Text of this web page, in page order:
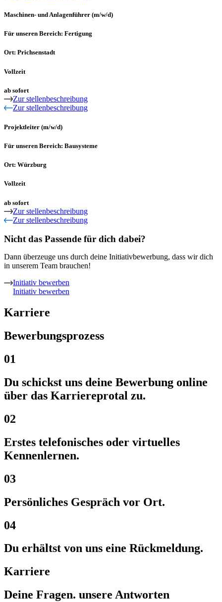
Maschinen- und Anlagenführer (m/w/d)
Für unseren Bereich: Fertigung
Ort: Prichsenstadt
Vollzeit
ab sofort
Zur stellenbeschreibung
Zur stellenbeschreibung
Projektleiter (m/w/d)
Für unseren Bereich: Bausysteme
Ort: Würzburg
Vollzeit
ab sofort
Zur stellenbeschreibung
Zur stellenbeschreibung
Nicht das Passende für dich dabei?
Dann überzeuge uns durch deine Initiativbewerbung, dass wir dich
in unserem Team brauchen!
Initiativ bewerben
Initiativ bewerben
Karriere
Bewerbungsprozess
01
Du schickst uns deine Bewerbung online
über das Karriereprotal zu.
02
Erstes telefonisches oder virtuelles
Kennenlernen.
03
Persönliches Gespräch vor Ort.
04
Du erhältst von uns eine Rückmeldung.
Karriere
Deine Fragen. unsere Antworten